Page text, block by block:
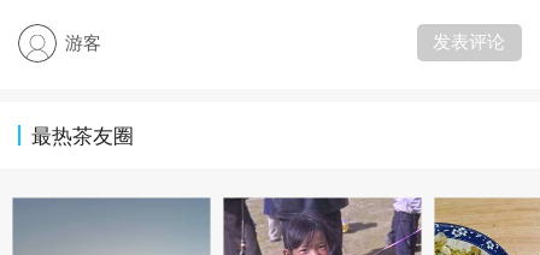
游客 发表评论
最热茶友圈